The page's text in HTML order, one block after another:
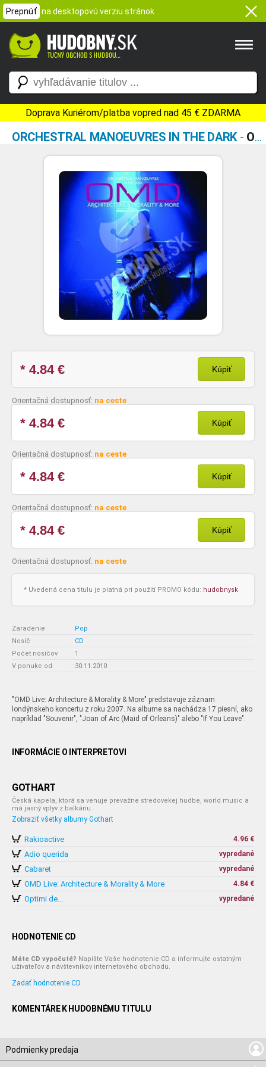
Prepnúť na desktopovú verziu stránok
Doprava Kuriérom/platba vopred nad 45 € ZDARMA
ORCHESTRAL MANOEUVRES IN THE DARK- OMD LIVE: ARCHITECTURE & MORALITY & MORE
* 4.84€ Kúpiť
Orientačná dostupnosť: na ceste
* 4.84€ Kúpiť
Orientačná dostupnosť: na ceste
* 4.84€ Kúpiť
Orientačná dostupnosť: na ceste
* 4.84€ Kúpiť
Orientačná dostupnosť: na ceste
* Uvedená cena titulu je platná pri použití PROMO kódu: hudobnysk
Zaradenie : Pop
Nosič
: CD
Počet nosičov
: 1
V ponuke od
: 30.11.2010
"OMD Live: Architecture & Morality & More" predstavuje záznam
londýnskeho koncertu z roku 2007. Na albume sa nachádza 17 piesní, ako
napríklad "Souvenir", "Joan of Arc (Maid of Orleans)" alebo "If You Leave".
INFORMÁCIE O INTERPRETOVI
GOTHART
Česká kapela, ktorá sa venuje prevažne stredovekej hudbe, world music a
má jasný vplyv z balkánu.
Zobraziť všetky albumy Gothart
Rakioactive 4.96 €
Adio querida vypredané
Cabaret vypredané
OMD Live: Architecture & Morality & More 4.84 €
Optimi de... vypredané
HODNOTENIE CD
Máte CD vypočuté? Napíšte Vaše hodnotenie CD a informujte ostatným
užívateľov a návštevníkov internetového obchodu.
Zadať hodnotenie CD
KOMENTÁRE K HUDOBNÉMU TITULU
Podmienky predaja